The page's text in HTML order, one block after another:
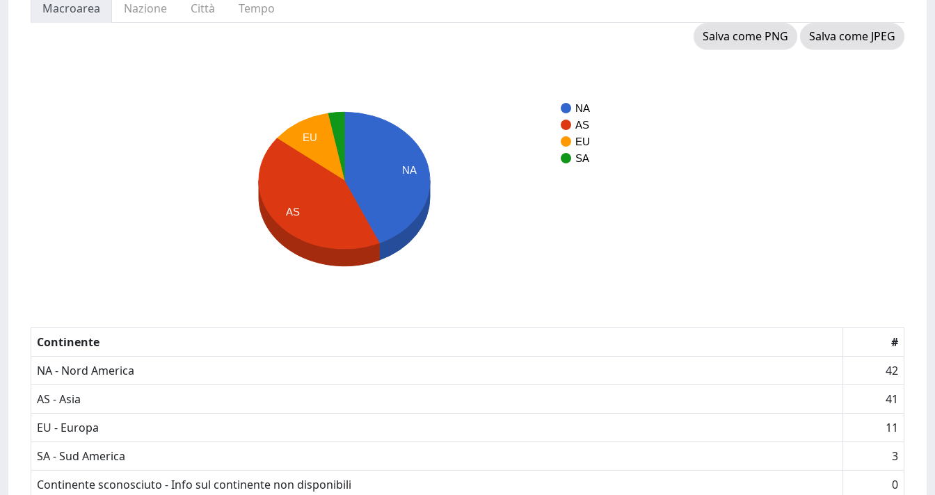
Macroarea Nazione Città
Tempo
Salva come PNG
Salva come JPEG
NA
AS
EU
SA
NA
EU
AS
Continente
#
NA - Nord America
42
AS - Asia
41
EU - Europa
11
SA - Sud America
3
Continente sconosciuto - Info sul continente non disponibili
0